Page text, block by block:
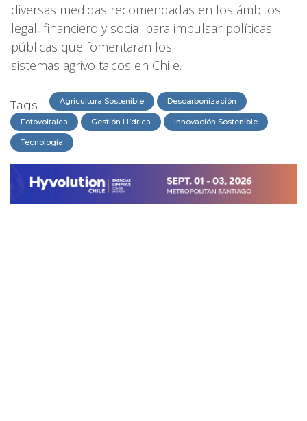
diversas medidas recomendadas en los ámbitos
legal, financiero y social para impulsar políticas
públicas que fomentaran los
sistemas agrivoltaicos en Chile.
Tags: Agricultura Sostenible Descarbonización
Fotovoltaica Gestión Hídrica Innovación Sostenible
Tecnología